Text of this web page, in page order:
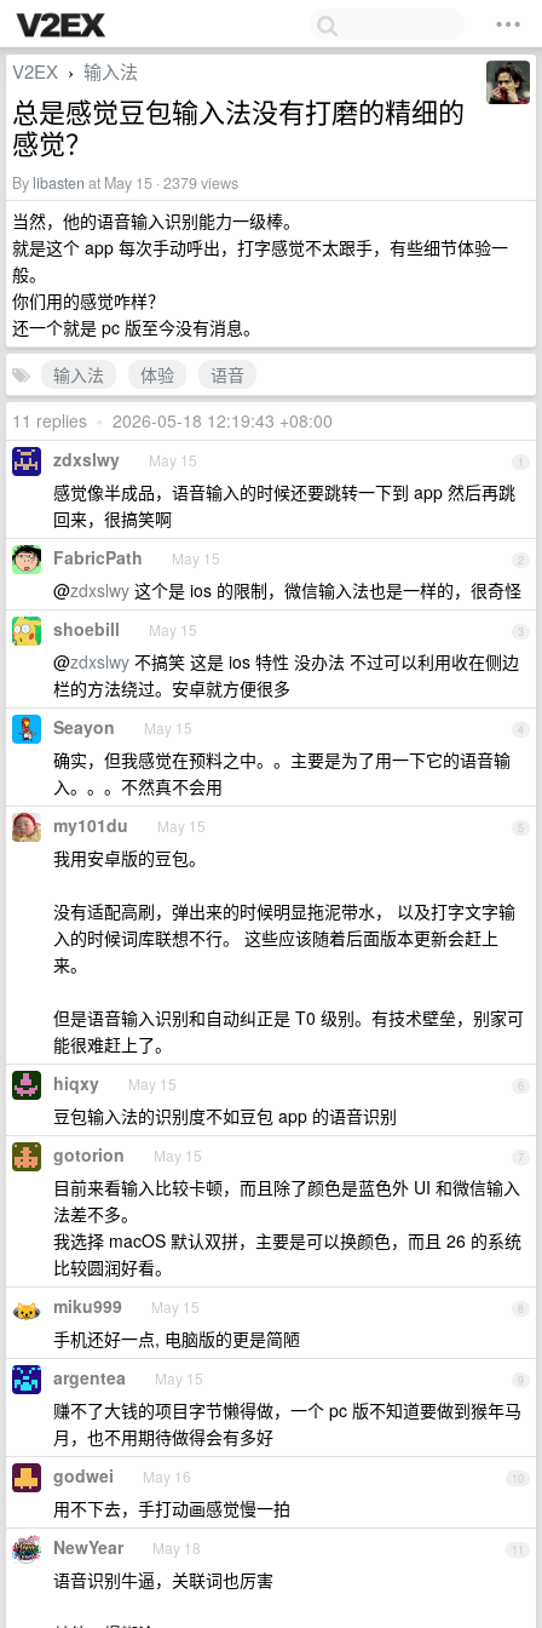
V2EX › 输入法
总是感觉豆包输入法没有打磨的精细的
感觉？
By libasten at May 15 · 2379 views
当然，他的语音输入识别能力一级棒。
就是这个 app 每次手动呼出，打字感觉不太跟手，有些细节体验一
般。
你们用的感觉咋样？
还一个就是 pc 版至今没有消息。
输入法
体验
语音
11 replies • 2026-05-18 12:19:43 +08:00
1
zdxslwy May 15
感觉像半成品，语音输入的时候还要跳转一下到 app 然后再跳
回来，很搞笑啊
2
FabricPath May 15
@zdxslwy 这个是 ios 的限制，微信输入法也是一样的，很奇怪
3
shoebill May 15
@zdxslwy 不搞笑 这是 ios 特性 没办法 不过可以利用收在侧边
栏的方法绕过。安卓就方便很多
4
Seayon May 15
确实，但我感觉在预料之中。。主要是为了用一下它的语音输
入。。。不然真不会用
5
my101du May 15
我用安卓版的豆包。
没有适配高刷，弹出来的时候明显拖泥带水， 以及打字文字输
入的时候词库联想不行。 这些应该随着后面版本更新会赶上
来。
但是语音输入识别和自动纠正是 T0 级别。有技术壁垒，别家可
能很难赶上了。
6
hiqxy May 15
豆包输入法的识别度不如豆包 app 的语音识别
7
gotorion May 15
目前来看输入比较卡顿，而且除了颜色是蓝色外 UI 和微信输入
法差不多。
我选择 macOS 默认双拼，主要是可以换颜色，而且 26 的系统
比较圆润好看。
8
miku999 May 15
手机还好一点, 电脑版的更是简陋
9
argentea May 15
赚不了大钱的项目字节懒得做，一个 pc 版不知道要做到猴年马
月，也不用期待做得会有多好
10
godwei May 16
用不下去，手打动画感觉慢一拍
11
NewYear May 18
语音识别牛逼，关联词也厉害